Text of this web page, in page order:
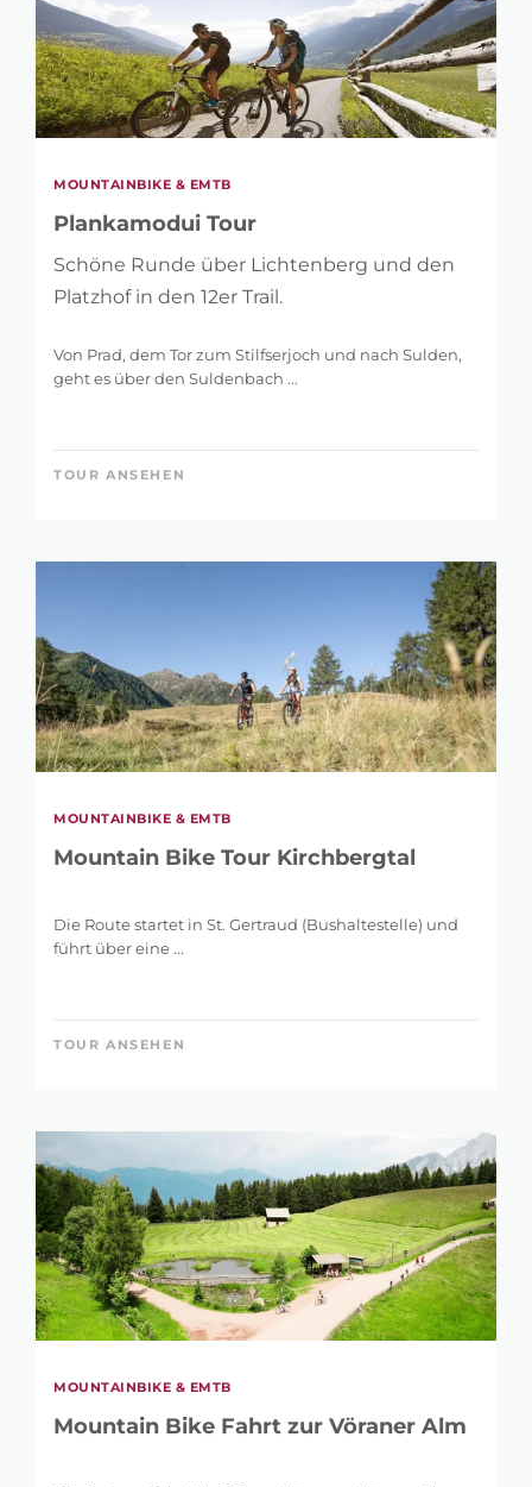
MOUNTAINBIKE & EMTB
Plankamodui Tour
Schöne Runde über Lichtenberg und den
Platzhof in den 12er Trail.
Von Prad, dem Tor zum Stilfserjoch und nach Sulden,
geht es über den Suldenbach ...
TOUR ANSEHEN
MOUNTAINBIKE & EMTB
Mountain Bike Tour Kirchbergtal
Die Route startet in St. Gertraud (Bushaltestelle) und
führt über eine ...
TOUR ANSEHEN
MOUNTAINBIKE & EMTB
Mountain Bike Fahrt zur Vöraner Alm